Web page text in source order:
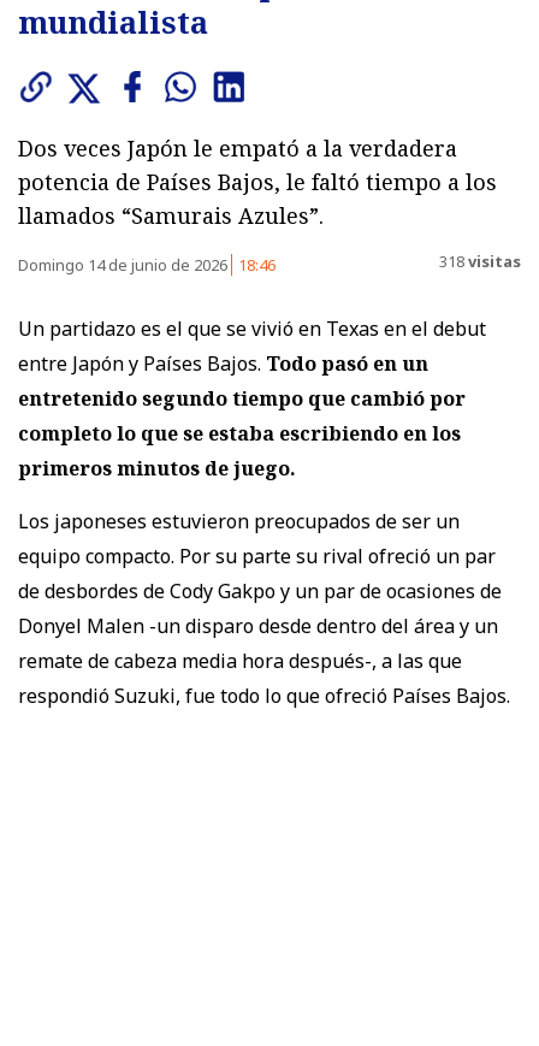
mundialista
Dos veces Japón le empató a la verdadera
potencia de Países Bajos, le faltó tiempo a los
llamados “Samurais Azules”.
Domingo 14 de junio de 2026 18:46 318visitas
Un partidazo es el que se vivió en Texas en el debut
entre Japón y Países Bajos. Todo pasó en un
entretenido segundo tiempo que cambió por
completo lo que se estaba escribiendo en los
primeros minutos de juego.
Los japoneses estuvieron preocupados de ser un
equipo compacto. Por su parte su rival ofreció un par
de desbordes de Cody Gakpo y un par de ocasiones de
Donyel Malen -un disparo desde dentro del área y un
remate de cabeza media hora después-, a las que
respondió Suzuki, fue todo lo que ofreció Países Bajos.